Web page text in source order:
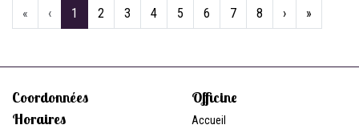
« ‹ 1 2 3 4 5 6 7 8 › »
Coordonnées
Horaires
Officine
Accueil